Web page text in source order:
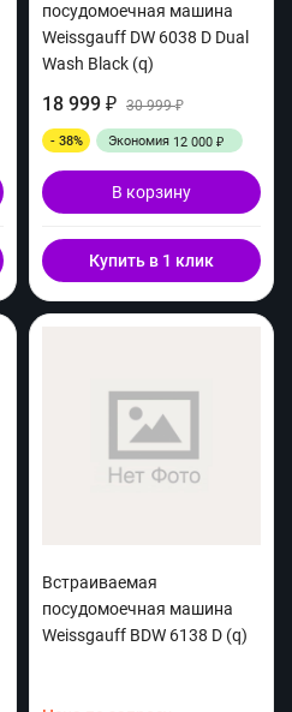
посудомоечная машина
Weissgauff DW 6038 D Dual
Wash Black (q)
18 999 ₽ 30 999₽
- 38% Экономия 12 000 ₽
В корзину
Купить в 1 клик
Встраиваемая
посудомоечная машина
Weissgauff BDW 6138 D (q)